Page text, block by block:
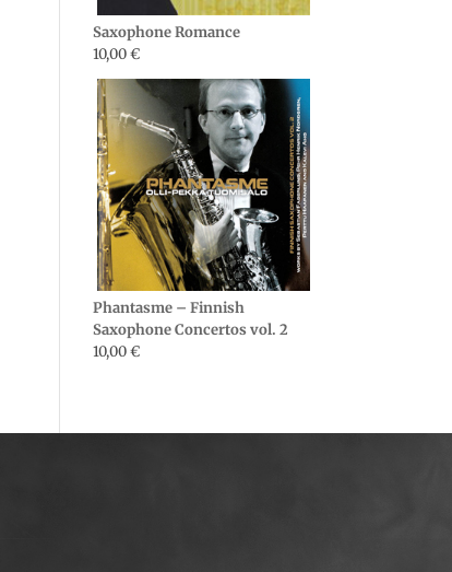
Saxophone Romance
10,00€
Phantasme – Finnish
Saxophone Concertos vol. 2
10,00€